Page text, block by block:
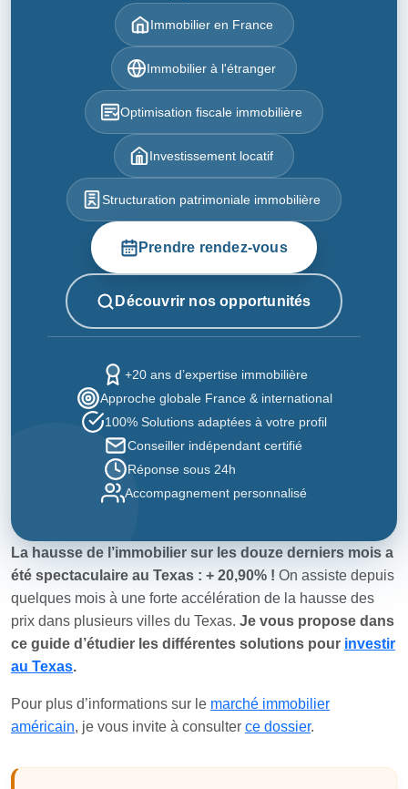
Immobilier en France
Immobilier à l'étranger
Optimisation fiscale immobilière
Investissement locatif
Structuration patrimoniale immobilière
Prendre rendez-vous
Découvrir nos opportunités
+20 ans d’expertise immobilière
Approche globale France & international
100% Solutions adaptées à votre profil
Conseiller indépendant certifié
Réponse sous 24h
Accompagnement personnalisé
La hausse de l’immobilier sur les douze derniers mois a
été spectaculaire au Texas : + 20,90% ! On assiste depuis
quelques mois à une forte accélération de la hausse des
prix dans plusieurs villes du Texas. Je vous propose dans
ce guide d’étudier les différentes solutions pour investir
au Texas.
Pour plus d’informations sur le marché immobilier
américain, je vous invite à consulter ce dossier.